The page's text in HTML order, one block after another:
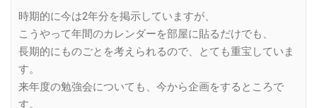
時期的に今は2年分を掲示していますが、
こうやって年間のカレンダーを部屋に貼るだけでも、
長期的にものごとを考えられるので、とても重宝していま
す。
来年度の勉強会についても、今から企画をするところで
す。